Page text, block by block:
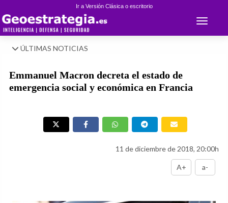
Ir a Versión Clásica o escritorio
Toggle
ÚLTIMAS NOTICIAS
Emmanuel Macron decreta el estado de
emergencia social y económica en Francia
11 de diciembre de 2018, 20:00h
A+ a-